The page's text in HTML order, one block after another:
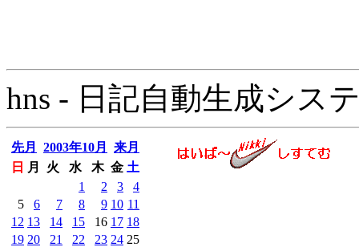
hns - 日記自動生成シス
先月 2003年10月
来月
日
月 火 水 木 金 土
1
2 3
4
5
6 7 8 9 10 11
12 13 14 15 16 17 18
19 20 21 22 23 24 25